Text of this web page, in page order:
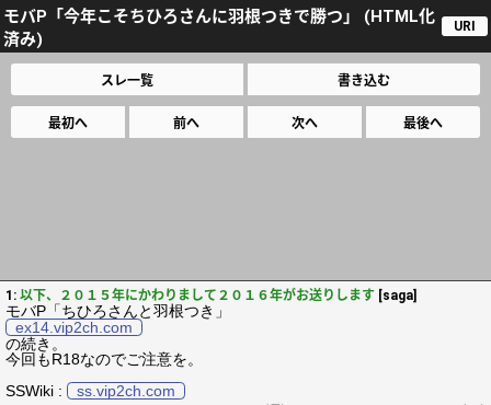
モバP「今年こそちひろさんに羽根つきで勝つ」 (HTML化
済み)
URI
スレ一覧 書き込む
最初へ 前へ 次へ 最後へ
1: 以下、２０１５年にかわりまして２０１６年がお送りします [saga]
モバP「ちひろさんと羽根つき」
ex14.vip2ch.com
の続き。
今回もR18なのでご注意を。
SSWiki :
ss.vip2ch.com